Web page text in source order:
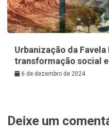
Urbanização da Favela
transformação social
6 de dezembro de 2024
Deixe um